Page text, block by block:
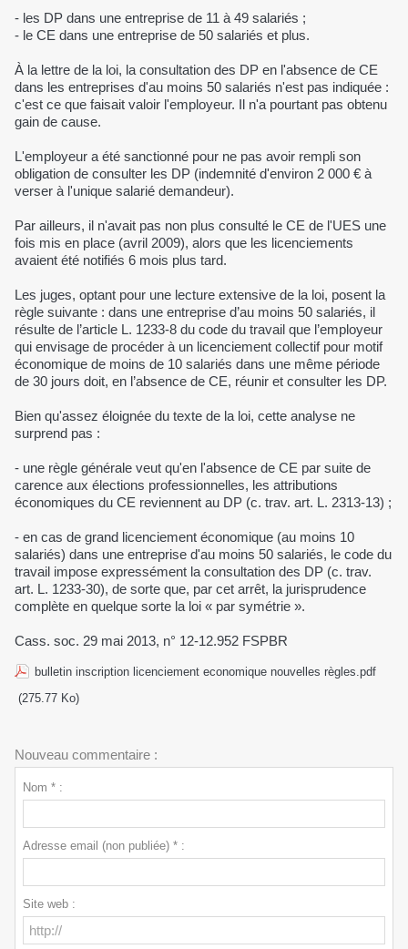
- les DP dans une entreprise de 11 à 49 salariés ;
- le CE dans une entreprise de 50 salariés et plus.
À la lettre de la loi, la consultation des DP en l'absence de CE
dans les entreprises d'au moins 50 salariés n'est pas indiquée :
c'est ce que faisait valoir l'employeur. Il n'a pourtant pas obtenu
gain de cause.
L'employeur a été sanctionné pour ne pas avoir rempli son
obligation de consulter les DP (indemnité d'environ 2 000 € à
verser à l'unique salarié demandeur).
Par ailleurs, il n'avait pas non plus consulté le CE de l'UES une
fois mis en place (avril 2009), alors que les licenciements
avaient été notifiés 6 mois plus tard.
Les juges, optant pour une lecture extensive de la loi, posent la
règle suivante : dans une entreprise d’au moins 50 salariés, il
résulte de l’article L. 1233-8 du code du travail que l’employeur
qui envisage de procéder à un licenciement collectif pour motif
économique de moins de 10 salariés dans une même période
de 30 jours doit, en l’absence de CE, réunir et consulter les DP.
Bien qu'assez éloignée du texte de la loi, cette analyse ne
surprend pas :
- une règle générale veut qu'en l'absence de CE par suite de
carence aux élections professionnelles, les attributions
économiques du CE reviennent au DP (c. trav. art. L. 2313-13) ;
- en cas de grand licenciement économique (au moins 10
salariés) dans une entreprise d'au moins 50 salariés, le code du
travail impose expressément la consultation des DP (c. trav.
art. L. 1233-30), de sorte que, par cet arrêt, la jurisprudence
complète en quelque sorte la loi « par symétrie ».
Cass. soc. 29 mai 2013, n° 12-12.952 FSPBR
bulletin inscription licenciement economique nouvelles règles.pdf
(275.77 Ko)
Nouveau commentaire :
Nom * :
Adresse email (non publiée) * :
Site web :